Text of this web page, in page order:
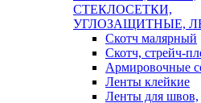
СТЕКЛОСЕТКИ,
УГЛОЗАЩИТНЫЕ,
Скотч малярный
Скотч, стрейч-
Армировочные
Ленты клейкие
Ленты для швов,